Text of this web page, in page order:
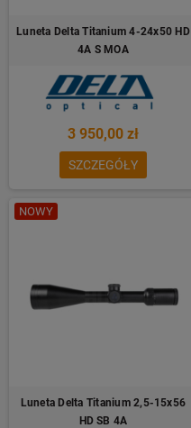
Luneta Delta Titanium 4-24x50 HD
4A S MOA
3 950,00 zł
SZCZEGÓŁY
NOWY
Luneta Delta Titanium 2,5-15x56
HD SB 4A